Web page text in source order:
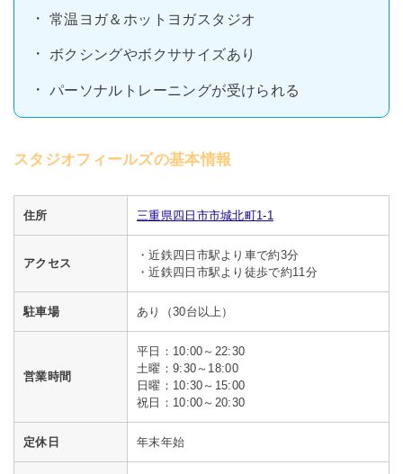
常温ヨガ＆ホットヨガスタジオ
ボクシングやボクササイズあり
パーソナルトレーニングが受けられる
スタジオフィールズの基本情報
住所 三重県四日市市城北町1-1
アクセス
・近鉄四日市駅より車で約3分
・近鉄四日市駅より徒歩で約11分
駐車場 あり（30台以上）
営業時間
平日：10:00～22:30
土曜：9:30～18:00
日曜：10:30～15:00
祝日：10:00～20:30
定休日 年末年始